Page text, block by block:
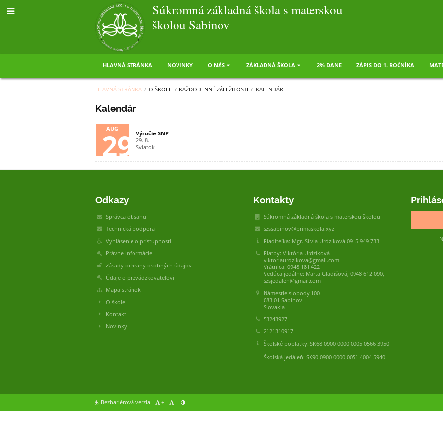
Súkromná základná škola s materskou
školou Sabinov
HLAVNÁ STRÁNKA NOVINKY O NÁS ZÁKLADNÁ ŠKOLA 2% DANE ZÁPIS DO 1. ROČNÍKA
HLAVNÁ STRÁNKA / O ŠKOLE / KAŽDODENNÉ ZÁLEŽITOSTI / KALENDÁR
Kalendár
Kalendár
AUG
29
Výročie SNP
29. 8.
Sviatok
Odkazy
Správca obsahu
Technická podpora
Vyhlásenie o prístupnosti
Právne informácie
Zásady ochrany osobných údajov
Údaje o prevádzkovateľovi
Mapa stránok
O škole
Kontakt
Novinky
Kontakty
Súkromná základná škola s materskou školou
szssabinov@primaskola.xyz
Riaditeľka: Mgr. Silvia Urdzíková 0915 949 733
Platby: Viktória Urdzíková
viktoriaurdzikova@gmail.com
Vrátnica: 0948 181 422
Vedúca jedálne: Marta Gladišová, 0948 612 090,
szsjedalen@gmail.com
Námestie slobody 100
083 01 Sabinov
Slovakia
53243927
2121310917
Školské poplatky: SK68 0900 0000 0005 0566 3950
Školská jedáleň: SK90 0900 0000 0051 4004 5940
Bezbariérová verzia + -